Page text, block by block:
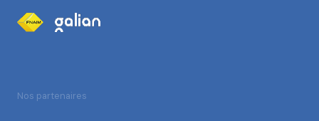
Nos partenaires